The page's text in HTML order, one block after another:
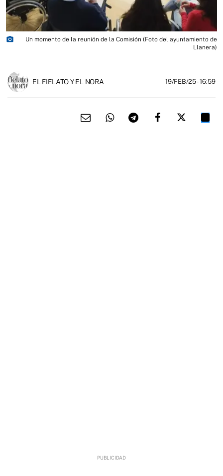
photo_camera
Un momento de la reunión de la Comisión (Foto del ayuntamiento de
Llanera)
EL FIELATO Y EL NORA 19/FEB/25- 16:59